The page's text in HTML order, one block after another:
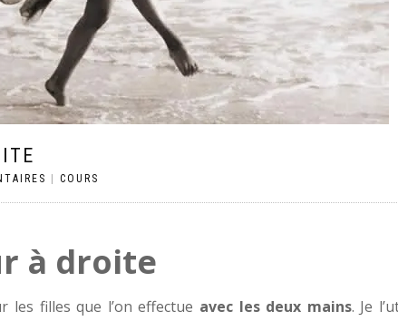
COURS
à droite
filles que l’on effectue avec les deux mains. Je